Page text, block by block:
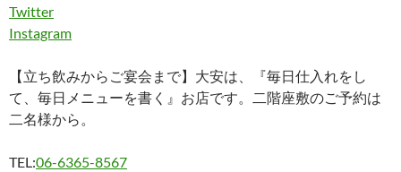
Twitter
Instagram
【立ち飲みからご宴会まで】大安は、『毎日仕入れをし
て、毎日メニューを書く』お店です。二階座敷のご予約は
二名様から。
TEL:06-6365-8567